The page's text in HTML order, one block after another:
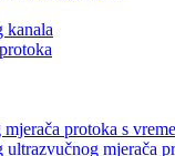
kanala
protoka s
mjerača